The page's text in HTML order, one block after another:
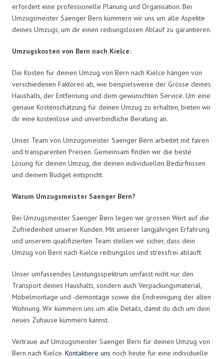
erfordert eine professionelle Planung und Organisation. Bei
Umzugsmeister Saenger Bern kümmern wir uns um alle Aspekte
deines Umzugs, um dir einen reibungslosen Ablauf zu garantieren.
Umzugskosten von Bern nach Kielce:
Die Kosten für deinen Umzug von Bern nach Kielce hängen von
verschiedenen Faktoren ab, wie beispielsweise der Grösse deines
Haushalts, der Entfernung und dem gewünschten Service. Um eine
genaue Kostenschätzung für deinen Umzug zu erhalten, bieten wir
dir eine kostenlose und unverbindliche Beratung an.
Unser Team von Umzugsmeister Saenger Bern arbeitet mit fairen
und transparenten Preisen. Gemeinsam finden wir die beste
Lösung für deinen Umzug, die deinen individuellen Bedürfnissen
und deinem Budget entspricht.
Warum Umzugsmeister Saenger Bern?
Bei Umzugsmeister Saenger Bern legen wir grossen Wert auf die
Zufriedenheit unserer Kunden. Mit unserer langjährigen Erfahrung
und unserem qualifizierten Team stellen wir sicher, dass dein
Umzug von Bern nach Kielce reibungslos und stressfrei abläuft.
Unser umfassendes Leistungsspektrum umfasst nicht nur den
Transport deines Haushalts, sondern auch Verpackungsmaterial,
Möbelmontage und -demontage sowie die Endreinigung der alten
Wohnung. Wir kümmern uns um alle Details, damit du dich um dein
neues Zuhause kümmern kannst.
Vertraue auf Umzugsmeister Saenger Bern für deinen Umzug von
Bern nach Kielce. Kontaktiere uns noch heute für eine individuelle